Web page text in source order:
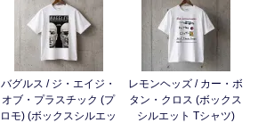
バグルス / ジ・エイジ・
オブ・プラスチック (プ
ロモ) (ボックスシルエッ
レモンヘッズ / カー・ボ
タン・クロス (ボックス
シルエット Tシャツ)